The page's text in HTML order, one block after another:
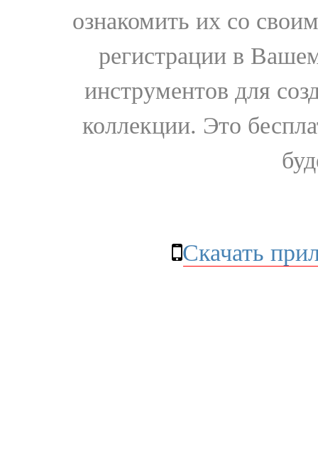
ознакомить их со
регистрации в
инструментов для
коллекции. Это
Скачать